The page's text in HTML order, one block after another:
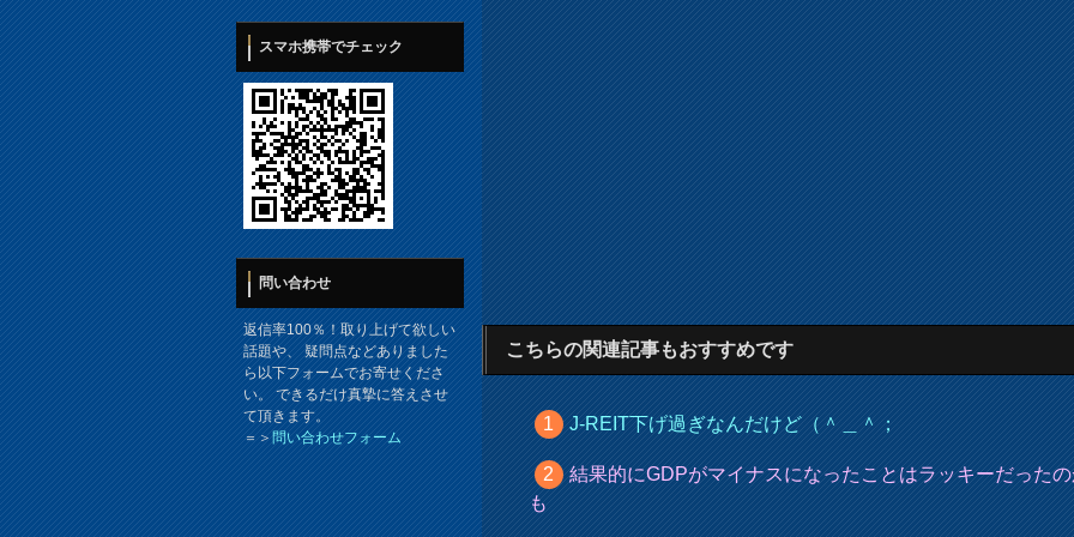
こちらの関連記事もおすすめです
J-REIT下げ過ぎなんだけど（＾＿＾；
結果的にGDPがマイナスになったことはラッキーだった
も
スマホ携帯でチェック
問い合わせ
返信率100％！取り上げて欲しい
話題や、 疑問点などありました
ら以下フォームでお寄せくださ
い。 できるだけ真摯に答えさせ
て頂きます。
＝＞問い合わせフォーム